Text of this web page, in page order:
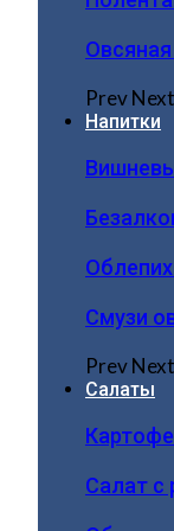
PrevNext
Напитки
Смузи
PrevNext
Салаты
Салат с